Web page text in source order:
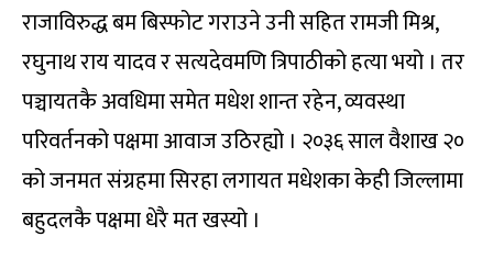
राजाविरुद्ध बम बिस्फोट गराउने उनी सहित रामजी मिश्र,
रघुनाथ राय यादव र सत्यदेवमणि त्रिपाठीको हत्या भयो । तर
पञ्चायतकै अवधिमा समेत मधेश शान्त रहेन, व्यवस्था
परिवर्तनको पक्षमा आवाज उठिरह्यो । २०३६ साल वैशाख २०
को जनमत संग्रहमा सिरहा लगायत मधेशका केही जिल्लामा
बहुदलकै पक्षमा धेरै मत खस्यो ।